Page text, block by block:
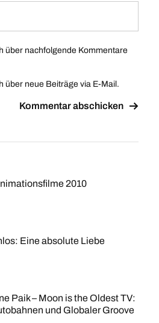
über nachfolgende Kommentare
über neue Beiträge via E-Mail.
2010
Eine absolute Liebe
Paik – Moon is the Oldest TV:
und Globaler Groove